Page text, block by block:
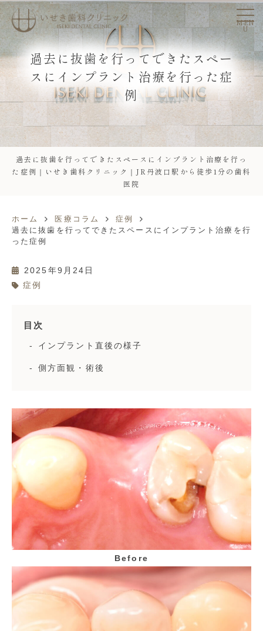
MEN
U
過去に抜歯を行ってできたスペー
スにインプラント治療を行った症
例
過去に抜歯を行ってできたスペースにインプラント治療を行っ
た症例｜いせき歯科クリニック｜JR丹波口駅から徒歩1分の歯科
医院
ホーム 医療コラム
症例
過去に抜歯を行ってできたスペースにインプラント治療を行
った症例
2025年9月24日
症例
目次
インプラント直後の様子
側方面観・術後
Before